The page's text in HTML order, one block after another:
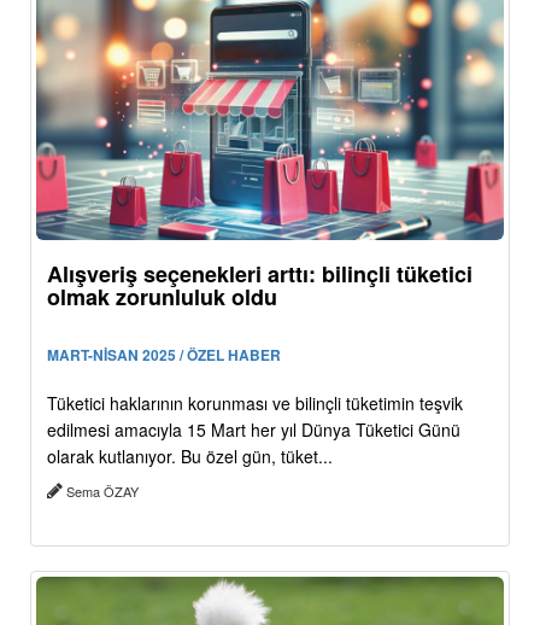
Alışveriş seçenekleri arttı: bilinçli tüketici
olmak zorunluluk oldu
MART-NİSAN 2025 / ÖZEL HABER
Tüketici haklarının korunması ve bilinçli tüketimin teşvik
edilmesi amacıyla 15 Mart her yıl Dünya Tüketici Günü
olarak kutlanıyor. Bu özel gün, tüket...
Sema ÖZAY